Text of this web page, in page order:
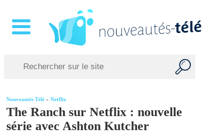
Nouveautés Télé »Netflix
The Ranch sur Netflix : nouvelle
série avec Ashton Kutcher